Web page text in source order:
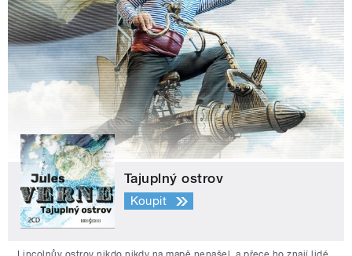
Tajuplný ostrov
Koupit